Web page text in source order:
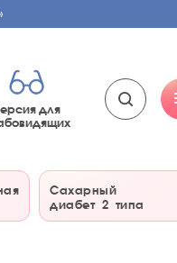
для
Сахарный
диабет 2 типа